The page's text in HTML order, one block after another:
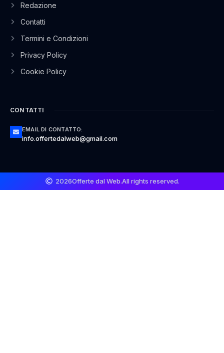
Redazione
Contatti
Termini e Condizioni
Privacy Policy
Cookie Policy
CONTATTI
EMAIL DI CONTATTO:
info.offertedalweb@gmail.com
2026Offerte dal Web.All rights reserved.